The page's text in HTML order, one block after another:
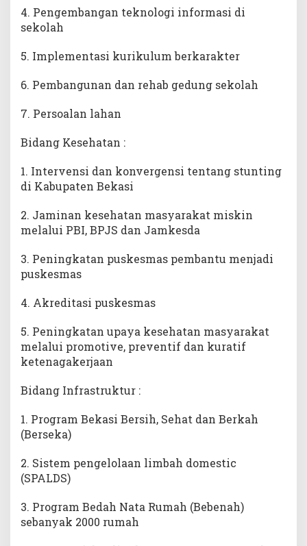
4. Pengembangan teknologi informasi di
sekolah
5. Implementasi kurikulum berkarakter
6. Pembangunan dan rehab gedung sekolah
7. Persoalan lahan
Bidang Kesehatan :
1. Intervensi dan konvergensi tentang stunting
di Kabupaten Bekasi
2. Jaminan kesehatan masyarakat miskin
melalui PBI, BPJS dan Jamkesda
3. Peningkatan puskesmas pembantu menjadi
puskesmas
4. Akreditasi puskesmas
5. Peningkatan upaya kesehatan masyarakat
melalui promotive, preventif dan kuratif
ketenagakerjaan
Bidang Infrastruktur :
1. Program Bekasi Bersih, Sehat dan Berkah
(Berseka)
2. Sistem pengelolaan limbah domestic
(SPALDS)
3. Program Bedah Nata Rumah (Bebenah)
sebanyak 2000 rumah